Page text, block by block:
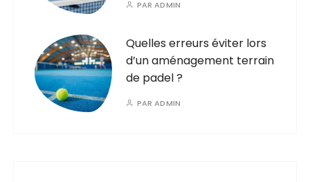
PARADMIN
Quelles erreurs éviter lors
d’un aménagement terrain
de padel ?
PARADMIN